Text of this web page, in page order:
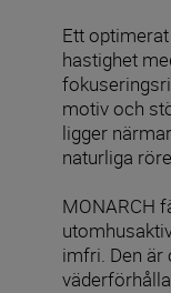
Ett
hastighet
motiv och
ligger
naturliga
MONARCH
imfri. Den är